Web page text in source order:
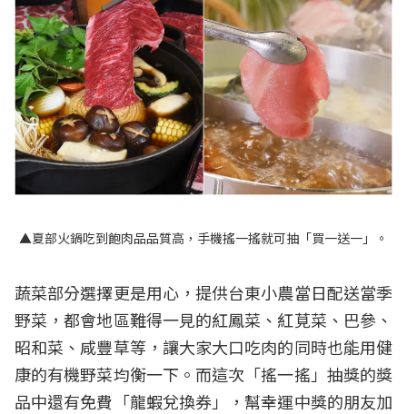
▲夏部火鍋吃到飽肉品品質高，手機搖一搖就可抽「買一送一」。
蔬菜部分選擇更是用心，提供台東小農當日配送當季
野菜，都會地區難得一見的紅鳳菜、紅莧菜、巴參、
昭和菜、咸豐草等，讓大家大口吃肉的同時也能用健
康的有機野菜均衡一下。而這次「搖一搖」抽獎的獎
品中還有免費「龍蝦兌換券」，幫幸運中獎的朋友加